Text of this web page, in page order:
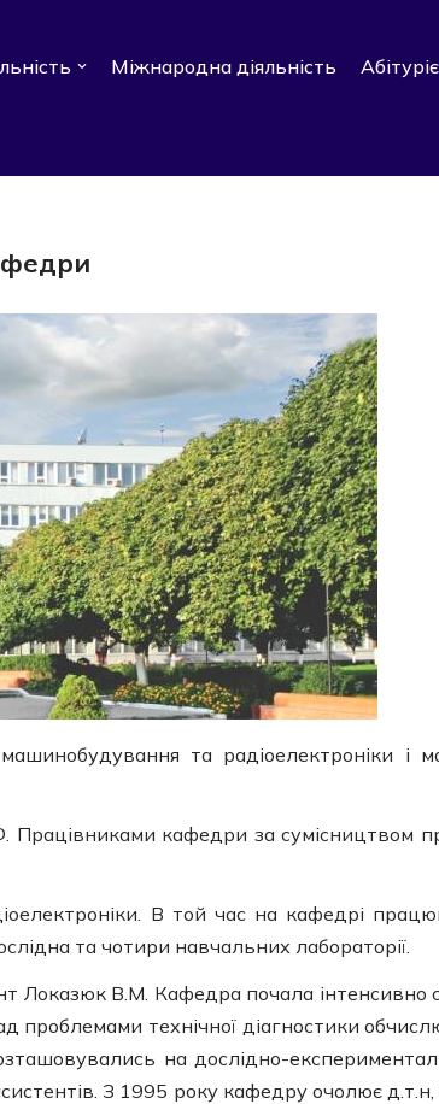
Міжнародна діяльність
та радіоелектроніки і
кафедри за сумісництвом
В той час на кафедрі
та чотири навчальних лабораторії.
В.М. Кафедра почала інтенсивно
проблемами технічної діагностики
на дослідно-
З 1995 року кафедру очолює